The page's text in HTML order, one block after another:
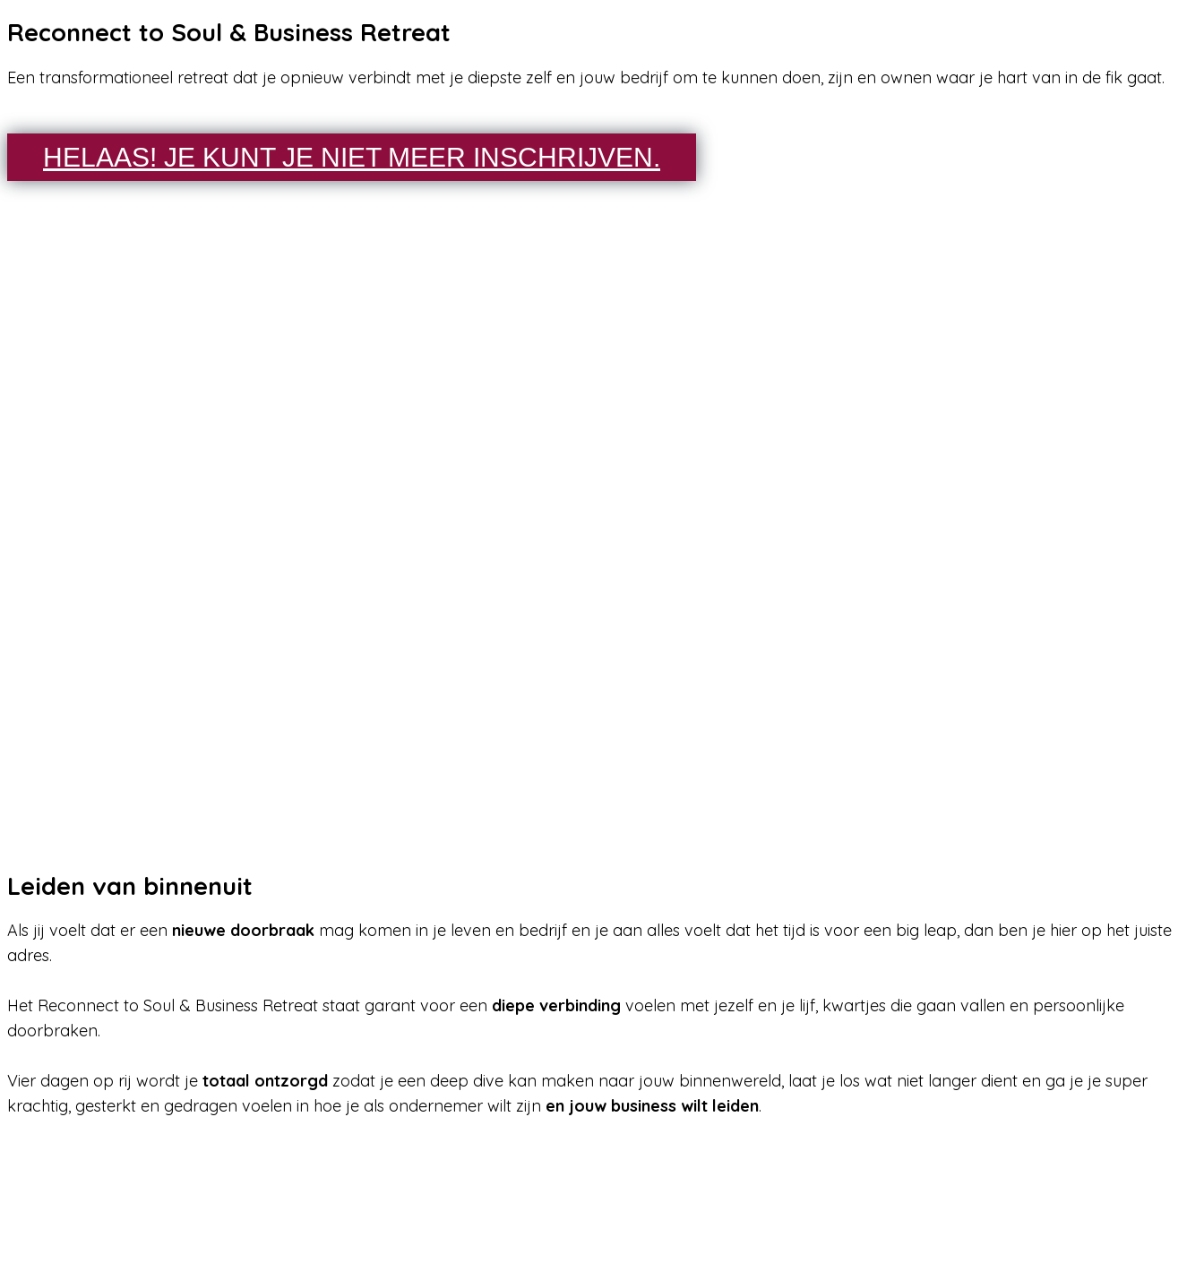
Ga
de
Reconnect to Soul & Business Retreat
Een transformationeel retreat dat je opnieuw verbindt met je diepste zelf en jouw bedrijf om te kunnen doen, zijn en ownen waar je hart van in de fik gaat.
HELAAS! JE KUNT JE NIET MEER INSCHRIJVEN.
Leiden van binnenuit
Als jij voelt dat er een nieuwe doorbraak mag komen in je leven en bedrijf en je aan alles voelt dat het tijd is voor een big leap, dan ben je hier op het juiste
adres.
Het Reconnect to Soul & Business Retreat staat garant voor een diepe verbinding voelen met jezelf en je lijf, kwartjes die gaan vallen en persoonlijke
doorbraken.
Vier dagen op rij wordt je totaal ontzorgd zodat je een deep dive kan maken naar jouw binnenwereld, laat je los wat niet langer dient en ga je je super
krachtig, gesterkt en gedragen voelen in hoe je als ondernemer wilt zijn en jouw business wilt leiden.